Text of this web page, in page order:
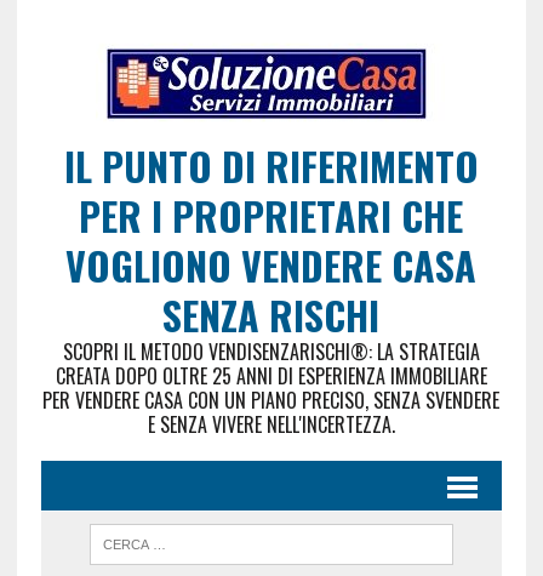
IL PUNTO DI RIFERIMENTO
PER I PROPRIETARI CHE
VOGLIONO VENDERE CASA
SENZA RISCHI
SCOPRI IL METODO VENDISENZARISCHI®: LA STRATEGIA
CREATA DOPO OLTRE 25 ANNI DI ESPERIENZA IMMOBILIARE
PER VENDERE CASA CON UN PIANO PRECISO, SENZA SVENDERE
E SENZA VIVERE NELL'INCERTEZZA.